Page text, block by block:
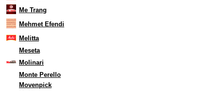
Me Trang
Mehmet Efendi
Melitta
Meseta
Molinari
Monte Perello
Movenpick